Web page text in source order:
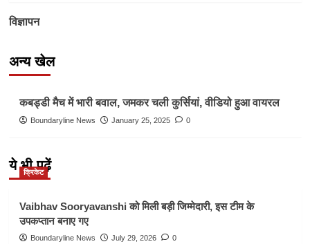
विज्ञापन
अन्य खेल
Other Sports
कबड्डी मैच में भारी बवाल, जमकर चली कुर्सियां, वीडियो हुआ वायरल
Boundaryline News January 25, 2025 0
ये भी पढ़ें
क्रिकेट
Vaibhav Sooryavanshi को मिली बड़ी जिम्मेदारी, इस टीम के
उपकप्तान बनाए गए
Boundaryline News July 29, 2026 0